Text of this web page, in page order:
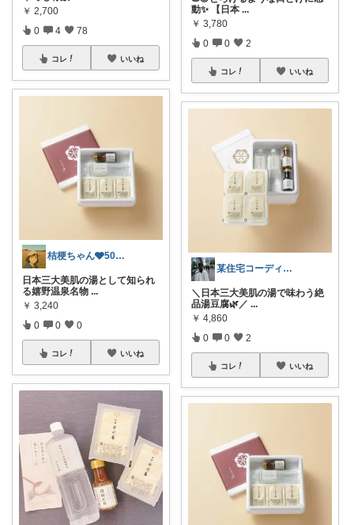
￥ 2,700
0 4 78
コレ いいね
桔梗ちゃん🩶50代ｵﾊﾞｾﾚｸﾄ
日本三大美肌の湯として知られ
る嬉野温泉名物 ...
￥ 3,240
0 0 0
コレ いいね
動✨ 【日本 ...
￥ 3,780
0 0 2
コレ いいね
某住宅コーディネーター🏠の一押し品
＼日本三大美肌の湯で味わう絶
品湯豆腐🌿／ ...
￥ 4,860
0 0 2
コレ いいね